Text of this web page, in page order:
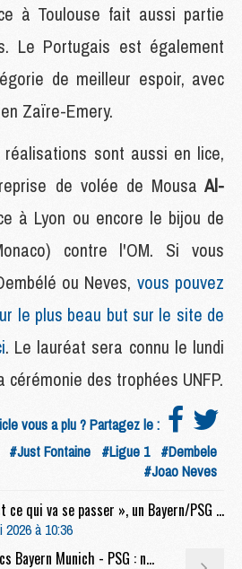
à Toulouse fait aussi partie
Le Portugais est également
de meilleur espoir, avec
Zaïre-Emery.
sont aussi en lice,
de volée de Mousa Al-
à Lyon ou encore le bijou de
contre l'OM. Si vous
ou Neves, vous pouvez
le plus beau but sur le site de
. Le lauréat sera connu le lundi
cérémonie des trophées UNFP.
vous a plu ? Partagez le :
#Just Fontaine #Ligue 1 #Dembele
#Joao Neves
Match : « C'est ce qui va se passer », un Bayern/PSG aussi fou qu'à l'aller ?
à 10:36
Match : Cotes et pronostics Bayern Munich - PSG : notre analyse complète